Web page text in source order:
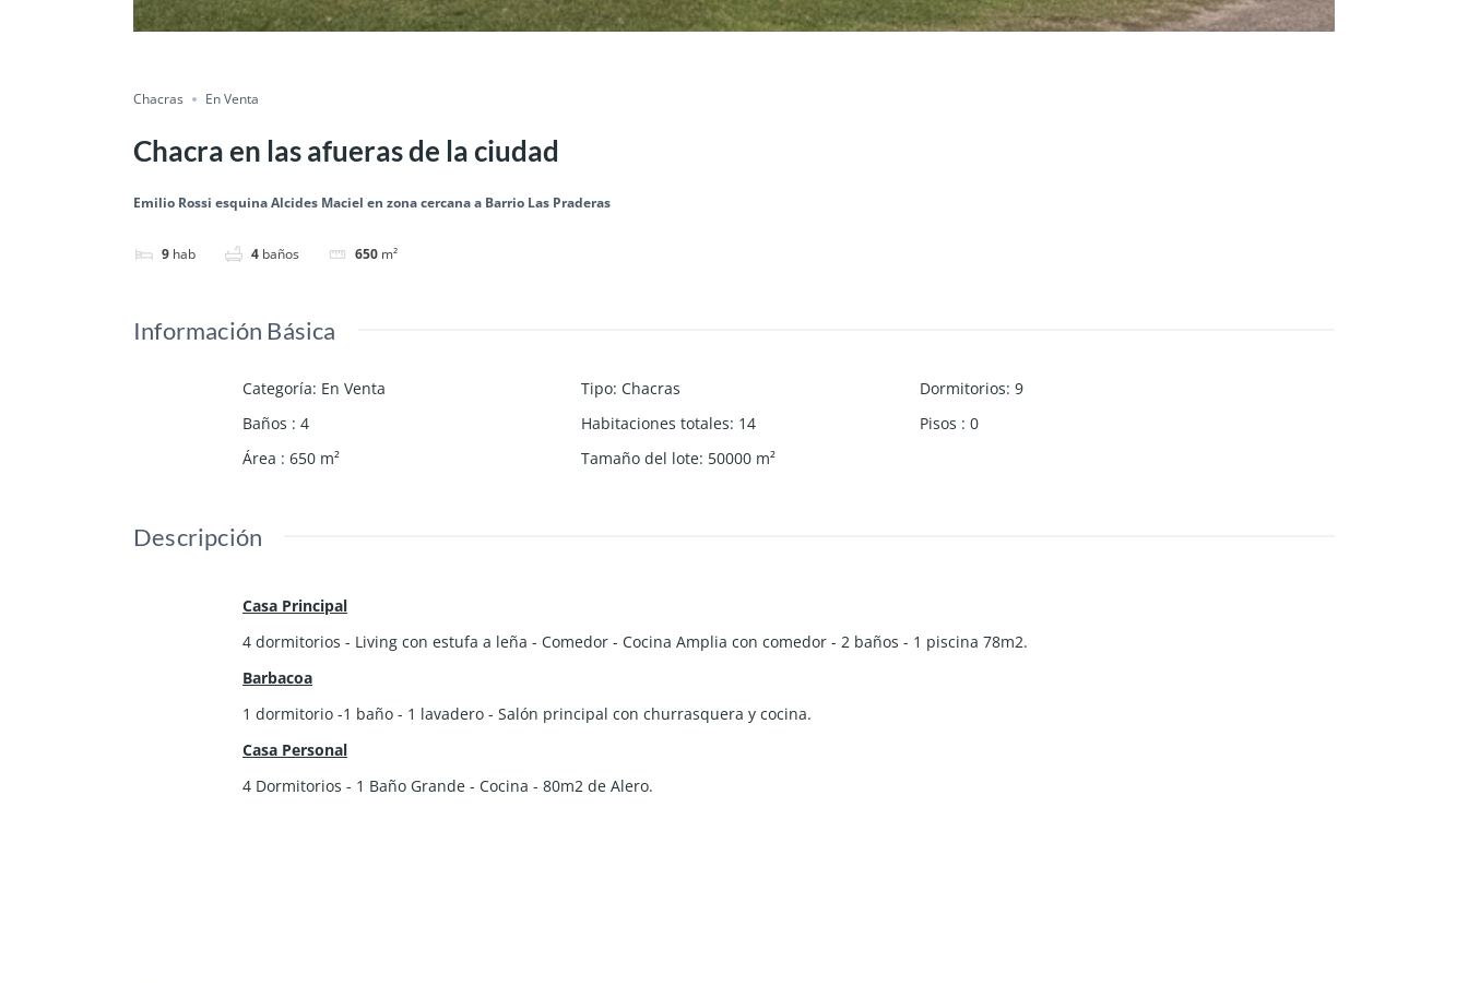
Chacras En Venta
Chacra en las afueras de la ciudad
Emilio Rossi esquina Alcides Maciel en zona cercana a Barrio Las Praderas
9 hab 4 baños 650 m²
Información Básica
Categoría: En Venta Tipo: Chacras Dormitorios: 9
Baños : 4 Habitaciones totales: 14 Pisos : 0
Área : 650 m² Tamaño del lote: 50000 m²
Descripción
Casa Principal
4 dormitorios - Living con estufa a leña - Comedor - Cocina Amplia con comedor - 2 baños - 1 piscina 78m2.
Barbacoa
1 dormitorio -1 baño - 1 lavadero - Salón principal con churrasquera y cocina.
Casa Personal
4 Dormitorios - 1 Baño Grande - Cocina - 80m2 de Alero.